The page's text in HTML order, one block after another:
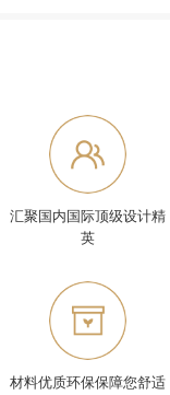
汇聚国内国际顶级设计精
英
材料优质环保保障您舒适